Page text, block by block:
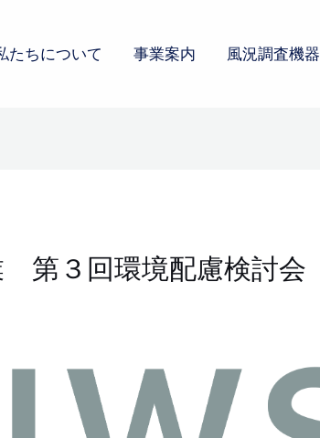
たちについて 事業案内 風況調査機器
第３回環境配慮検討会